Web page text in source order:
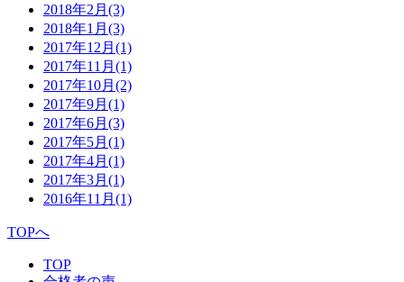
2018年2月 (3)
2018年1月 (3)
2017年12月 (1)
2017年11月 (1)
2017年10月 (2)
2017年9月 (1)
2017年6月 (3)
2017年5月 (1)
2017年4月 (1)
2017年3月 (1)
2016年11月 (1)
TOPへ
TOP